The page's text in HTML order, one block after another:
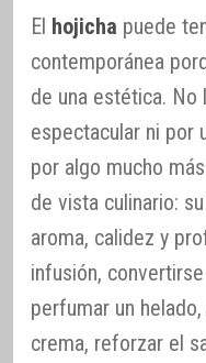
El hojicha puede
contemporánea
de una estética. No
espectacular ni por
por algo mucho
de vista culinario:
aroma, calidez y
infusión,
perfumar un
crema, reforzar el